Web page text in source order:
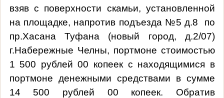
взяв с поверхности скамьи, установленной
на площадке, напротив подъезда №5 д.8 по
пр.Хасана Туфана (новый город, д.2/07)
г.Набережные Челны, портмоне стоимостью
1 500 рублей 00 копеек с находящимися в
портмоне денежными средствами в сумме
14 500 рублей 00 копеек. Обратив